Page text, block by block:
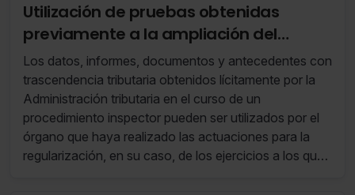
Utilización de pruebas obtenidas
previamente a la ampliación del
alcance del procedimiento inspector
Los datos, informes, documentos y antecedentes con
trascendencia tributaria obtenidos lícitamente por la
Administración tributaria en el curso de un
procedimiento inspector pueden ser utilizados por el
órgano que haya realizado las actuaciones para la
regularización, en su caso, de los ejercicios a los que